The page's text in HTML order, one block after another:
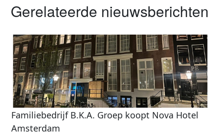
Gerelateerde nieuwsberichten
Familiebedrijf B.K.A. Groep koopt Nova Hotel
Amsterdam